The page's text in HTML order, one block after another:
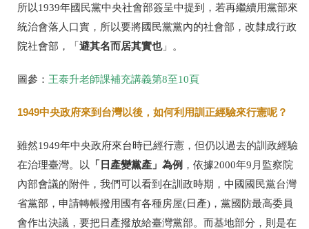
所以1939年國民黨中央社會部簽呈中提到，若再繼續用黨部來
統治會落人口實，所以要將國民黨黨內的社會部，改隸成行政
院社會部，「 避其名而居其實也」。
圖參： 王泰升老師課補充講義第8至10頁
1949中央政府來到台灣以後，如何利用訓正經驗來行憲呢？
雖然1949年中央政府來台時已經行憲，但仍以過去的訓政經驗
在治理臺灣。以
「日產變黨產」為例 ，依據2000年9月監察院
內部會議的附件，我們可以看到在訓政時期，中國國民黨台灣
省黨部，申請轉帳撥用國有各種房屋(日產)，黨國防最高委員
會作出決議，要把日產撥放給臺灣黨部。而基地部分，則是在